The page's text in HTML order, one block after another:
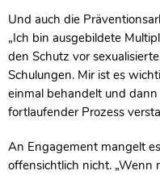
Und auch die
„Ich bin ausgebildete
den Schutz vor
Schulungen. Mir ist es
einmal behandelt und
fortlaufender Prozess
An Engagement mangelt
offensichtlich nicht.